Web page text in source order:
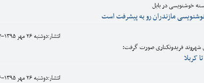
خوشنویسی در بابل
مازندران رو به پیشرفت است
انتشار:دوشنبه 26 مهر 1395-8:27
شهروند فریدونکناری صورت گرفت:
کربلا
انتشار:دوشنبه 26 مهر 1395-8:26